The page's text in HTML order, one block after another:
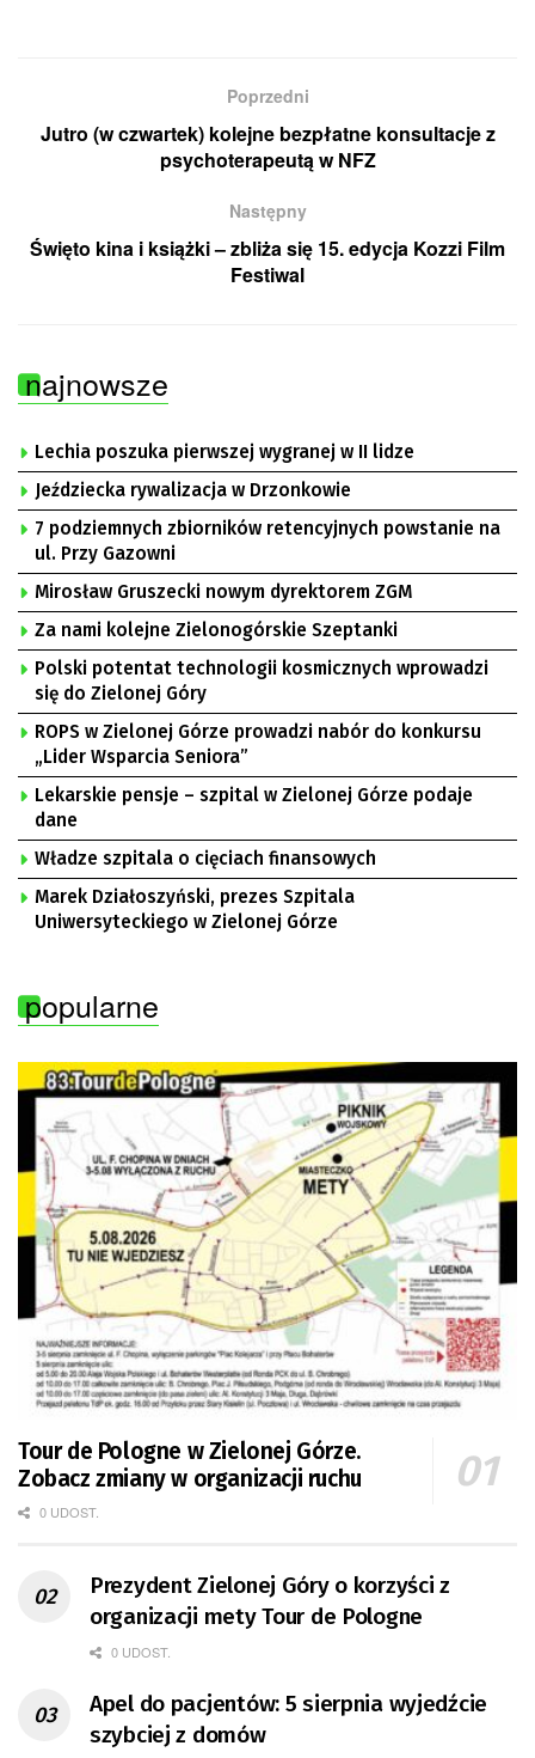
Poprzedni
Jutro (w czwartek) kolejne bezpłatne konsultacje z
psychoterapeutą w NFZ
Następny
Święto kina i książki – zbliża się 15. edycja Kozzi Film
Festiwal
najnowsze
Lechia poszuka pierwszej wygranej w II lidze
Jeździecka rywalizacja w Drzonkowie
7 podziemnych zbiorników retencyjnych powstanie na
ul. Przy Gazowni
Mirosław Gruszecki nowym dyrektorem ZGM
Za nami kolejne Zielonogórskie Szeptanki
Polski potentat technologii kosmicznych wprowadzi
się do Zielonej Góry
ROPS w Zielonej Górze prowadzi nabór do konkursu
„Lider Wsparcia Seniora”
Lekarskie pensje – szpital w Zielonej Górze podaje
dane
Władze szpitala o cięciach finansowych
Marek Działoszyński, prezes Szpitala
Uniwersyteckiego w Zielonej Górze
popularne
Tour de Pologne w Zielonej Górze.
Zobacz zmiany w organizacji ruchu
0 UDOST.
Prezydent Zielonej Góry o korzyści z
organizacji mety Tour de Pologne
0 UDOST.
Apel do pacjentów: 5 sierpnia wyjedźcie
szybciej z domów